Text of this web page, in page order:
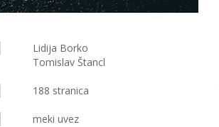
Lidija Borko
Tomislav Štancl
188 stranica
meki uvez